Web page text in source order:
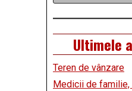
Ultimele
Teren de vânzare
Medicii de familie,